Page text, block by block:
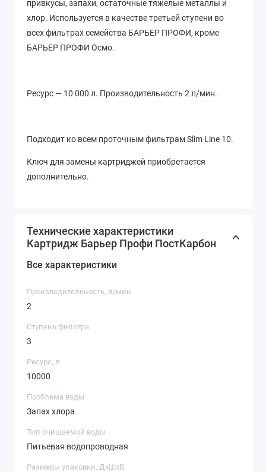
привкусы, запахи, остаточные тяжелые металлы и
хлор. Используется в качестве третьей ступени во
всех фильтрах семейства БАРЬЕР ПРОФИ, кроме
БАРЬЕР ПРОФИ Осмо.
Ресурс — 10 000 л. Производительность 2 л/мин.
Подходит ко всем проточным фильтрам Slim Line 10.
Ключ для замены картриджей приобретается
дополнительно.
Технические характеристики
Картридж Барьер Профи ПостКарбон
Все характеристики
Производительность, л/мин
2
Ступень фильтра
3
Ресурс, л
10000
Проблема воды
Запах хлора
Тип очищаемой воды
Питьевая водопроводная
Размеры упаковки, ДхШхВ